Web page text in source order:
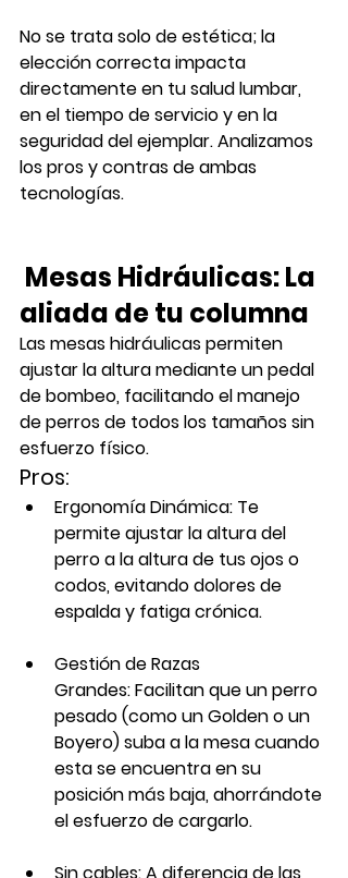
No se trata solo de estética; la
elección correcta impacta
directamente en tu salud lumbar,
en el tiempo de servicio y en la
seguridad del ejemplar. Analizamos
los pros y contras de ambas
tecnologías.
Mesas Hidráulicas: La
aliada de tu columna
Las mesas hidráulicas permiten
ajustar la altura mediante un pedal
de bombeo, facilitando el manejo
de perros de todos los tamaños sin
esfuerzo físico.
Pros:
Ergonomía Dinámica: Te
permite ajustar la altura del
perro a la altura de tus ojos o
codos, evitando dolores de
espalda y fatiga crónica.
Gestión de Razas
Grandes: Facilitan que un perro
pesado (como un Golden o un
Boyero) suba a la mesa cuando
esta se encuentra en su
posición más baja, ahorrándote
el esfuerzo de cargarlo.